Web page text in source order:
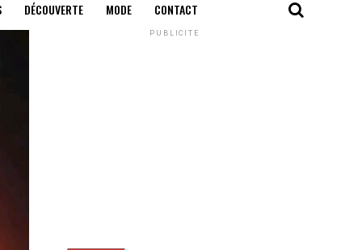
DÉCOUVERTE MODE CONTACT
PUBLICITÉ